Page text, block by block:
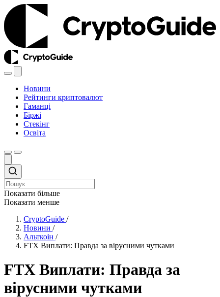
Новини
Рейтинги криптовалют
Гаманці
Біржі
Стекінг
Освіта
Показати більше
Показати менше
CryptoGuide /
Новини /
Альткоін /
FTX Виплати: Правда за вірусними чутками
FTX Виплати: Правда за
вірусними чутками